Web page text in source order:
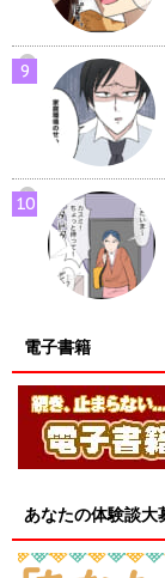
電子書籍
あなたの体験談大